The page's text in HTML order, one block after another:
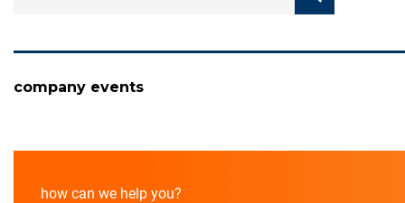
company events
how can we help you?